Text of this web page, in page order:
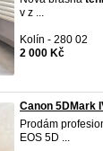
v z ...
Kolín - 280 02
2 000 Kč
Canon 5DMark
Prodám
EOS 5D ...